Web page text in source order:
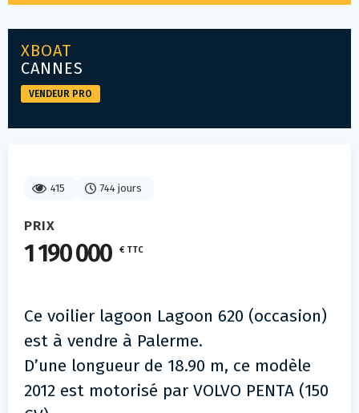
415 744 jours
PRIX
1 190 000 € TTC
Ce voilier lagoon Lagoon 620 (occasion)
est à vendre à Palerme.
D’une longueur de 18.90 m, ce modèle
2012 est motorisé par VOLVO PENTA (150
XBOAT
CANNES
VENDEUR PRO